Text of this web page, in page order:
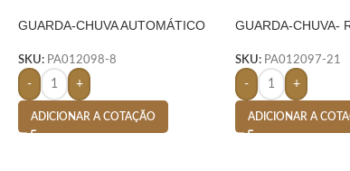
GUARDA-CHUVA AUTOMÁTICO
SKU: PA012098-8
- +
ADICIONAR A COTAÇÃO
GUARDA-CHUVA-
SKU: PA012097-21
- +
ADICIONAR A